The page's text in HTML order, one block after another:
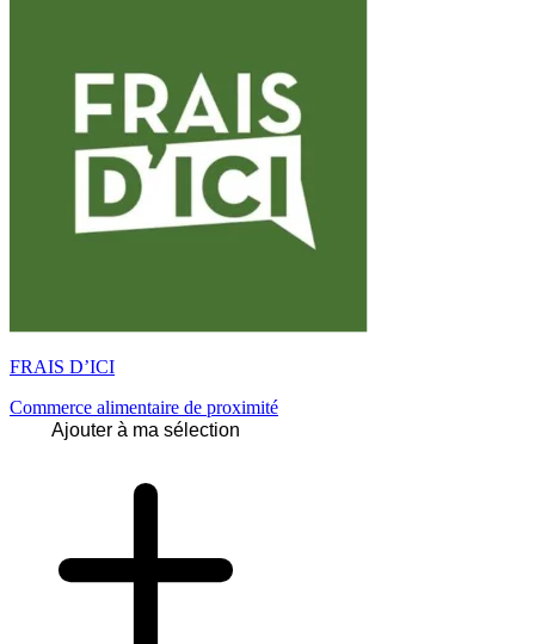
FRAIS D’ICI
Commerce alimentaire de proximité
Ajouter à ma sélection